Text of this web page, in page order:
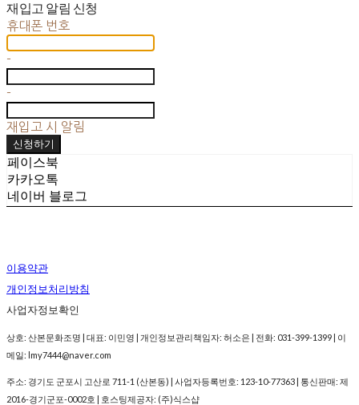
재입고 알림 신청
휴대폰 번호
-
-
재입고 시 알림
신청하기
페이스북
카카오톡
네이버 블로그
이용약관
개인정보처리방침
사업자정보확인
상호: 산본문화조명 | 대표: 이민영 | 개인정보관리책임자: 허소은 | 전화: 031-399-1399 | 이
메일: lmy7444@naver.com
주소: 경기도 군포시 고산로 711-1 (산본동) | 사업자등록번호: 123-10-77363 | 통신판매: 제
2016-경기군포-0002호 | 호스팅제공자: (주)식스샵